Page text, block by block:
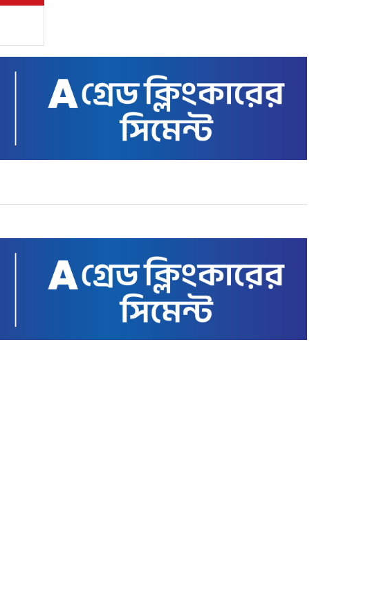
স্কুল অ্যান্ড কলেজের সুনাম
ক্ষুণ্ণের অপচেষ্টা: তথাকথিত
‘গার্ডিয়ানস’ কমিটির বিরুদ্ধে